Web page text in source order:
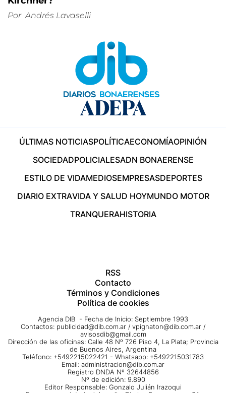
Por Andrés Lavaselli
ÚLTIMAS NOTICIASPOLÍTICAECONOMÍAOPINIÓN
SOCIEDADPOLICIALESADN BONAERENSE
ESTILO DE VIDAMEDIOSEMPRESASDEPORTES
DIARIO EXTRAVIDA Y SALUD HOYMUNDO MOTOR
TRANQUERAHISTORIA
RSS
Contacto
Términos y Condiciones
Política de cookies
Agencia DIB - Fecha de Inicio: Septiembre 1993
Contactos: publicidad@dib.com.ar / vpignaton@dib.com.ar /
avisosdib@gmail.com
Dirección de las oficinas: Calle 48 Nº 726 Piso 4, La Plata; Provincia
de Buenos Aires, Argentina
Teléfono: +5492215022421 - Whatsapp: +5492215031783
Email: administracion@dib.com.ar
Registro DNDA Nº 32644856
Nº de edición: 9.890
Editor Responsable: Gonzalo Julián Irazoqui